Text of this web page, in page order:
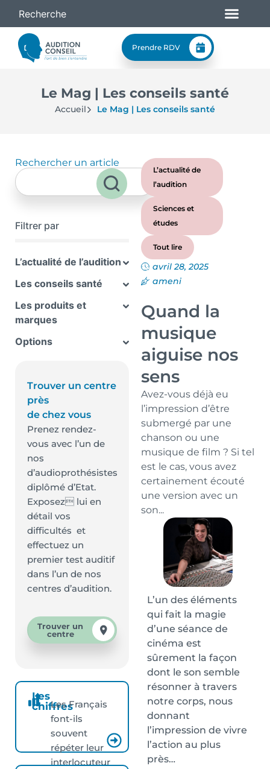
Prendre RDV
Le Mag | Les conseils santé
Accueil Le Mag | Les conseils santé
Rechercher un article
Filtrer par
L’actualité de l’audition
Les conseils santé
Les produits et
marques
Options
Trouver un centre
près
de chez vous
Prenez rendez-
vous avec l’un de
nos
d’audioprothésistes
diplômé d’Etat.
Exposez lui en
détail vos
difficultés et
effectuez un
premier test auditif
dans l’un de nos
centres d’audition.
Trouver un
centre
Les
chiffres
Les Français
font-ils
souvent
répéter leur
interlocuteur
L’actualité de
l’audition
Sciences et
études
Tout lire
avril 28, 2025
ameni
Quand la
musique
aiguise nos
sens
Avez-vous déjà eu
l’impression d’être
submergé par une
chanson ou une
musique de film ? Si tel
est le cas, vous avez
certainement écouté
une version avec un
son...
L’un des éléments
qui fait la magie
d’une séance de
cinéma est
sûrement la façon
dont le son semble
résonner à travers
notre corps, nous
donnant
l’impression de vivre
l’action au plus
près…